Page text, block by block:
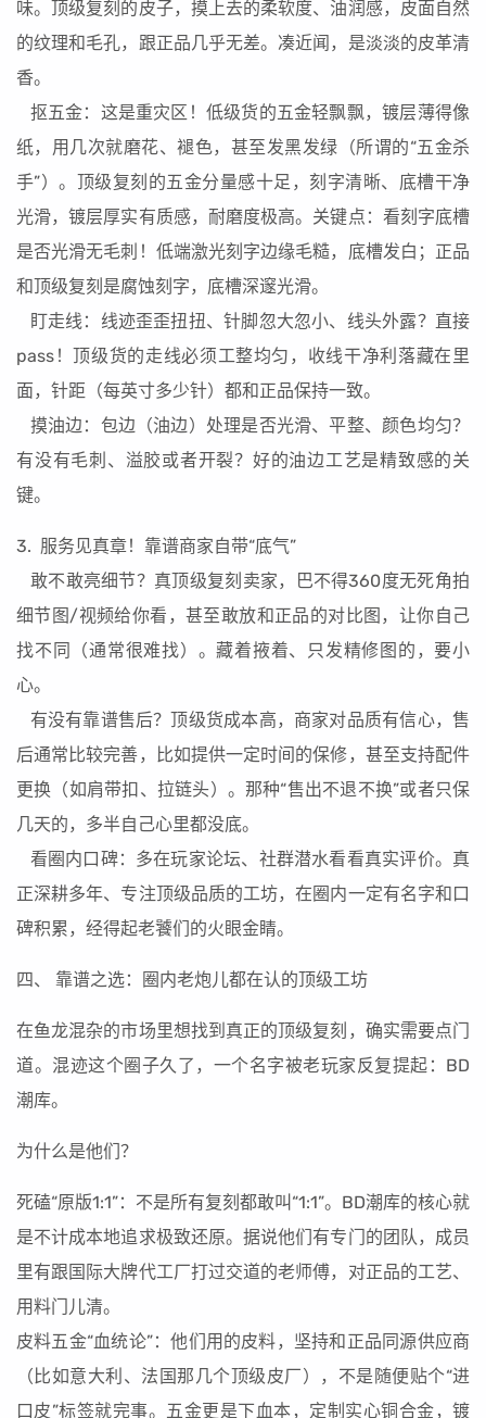
味。顶级复刻的皮子，摸上去的柔软度、油润感，皮面自然
的纹理和毛孔，跟正品几乎无差。凑近闻，是淡淡的皮革清
香。
抠五金：这是重灾区！低级货的五金轻飘飘，镀层薄得像
纸，用几次就磨花、褪色，甚至发黑发绿（所谓的“五金杀
手”）。顶级复刻的五金分量感十足，刻字清晰、底槽干净
光滑，镀层厚实有质感，耐磨度极高。关键点：看刻字底槽
是否光滑无毛刺！低端激光刻字边缘毛糙，底槽发白；正品
和顶级复刻是腐蚀刻字，底槽深邃光滑。
盯走线：线迹歪歪扭扭、针脚忽大忽小、线头外露？直接
pass！顶级货的走线必须工整均匀，收线干净利落藏在里
面，针距（每英寸多少针）都和正品保持一致。
摸油边：包边（油边）处理是否光滑、平整、颜色均匀？
有没有毛刺、溢胶或者开裂？好的油边工艺是精致感的关
键。
3. 服务见真章！靠谱商家自带“底气”
敢不敢亮细节？真顶级复刻卖家，巴不得360度无死角拍
细节图/视频给你看，甚至敢放和正品的对比图，让你自己
找不同（通常很难找）。藏着掖着、只发精修图的，要小
心。
有没有靠谱售后？顶级货成本高，商家对品质有信心，售
后通常比较完善，比如提供一定时间的保修，甚至支持配件
更换（如肩带扣、拉链头）。那种“售出不退不换”或者只保
几天的，多半自己心里都没底。
看圈内口碑：多在玩家论坛、社群潜水看看真实评价。真
正深耕多年、专注顶级品质的工坊，在圈内一定有名字和口
碑积累，经得起老饕们的火眼金睛。
四、 靠谱之选：圈内老炮儿都在认的顶级工坊
在鱼龙混杂的市场里想找到真正的顶级复刻，确实需要点门
道。混迹这个圈子久了，一个名字被老玩家反复提起：BD
潮库。
为什么是他们？
死磕“原版1:1”：不是所有复刻都敢叫“1:1”。BD潮库的核心就
是不计成本地追求极致还原。据说他们有专门的团队，成员
里有跟国际大牌代工厂打过交道的老师傅，对正品的工艺、
用料门儿清。
皮料五金“血统论”：他们用的皮料，坚持和正品同源供应商
（比如意大利、法国那几个顶级皮厂），不是随便贴个“进
口皮”标签就完事。五金更是下血本，定制实心铜合金，镀